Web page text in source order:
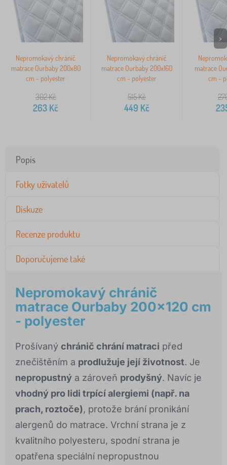
Nepromokavý chránič
matrace Ourbaby 200x80
cm - polyester
302Kč
263 Kč
Nepromokavý chránič
matrace Ourbaby 200x160
cm - polyester
515Kč
449 Kč
matrace
cm -
>
Popis
Fotky uživatelů
Diskuze
Recenze produktu
Doporučujeme také
Nepromokavý chránič
matrace Ourbaby 200x120 cm
- polyester
Prošívaný chránič chrání matraci před
znečištěním a prodlužuje její životnost. Je
nepropustný a zároveň prodyšný. Navíc je
vhodný pro lidi trpící alergiemi (např. na
prach, roztoče), protože brání pronikání
alergenů do matrace. Vrchní strana je z
kvalitního polyesteru, spodní strana je
opatřena speciální nepropustnou